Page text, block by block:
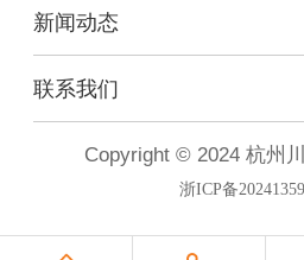
新闻动态
联系我们
Copyright © 2024 杭州
浙ICP备